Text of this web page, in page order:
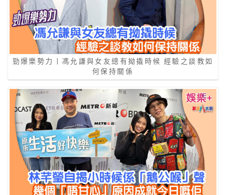
勁爆樂勢力丨馮允謙與女友總有拗撬時候 經驗之談教如
何保持關係